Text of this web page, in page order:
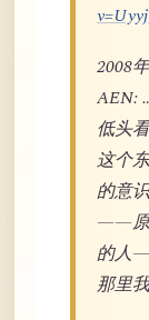
2008
AEN:
低头
这个
的意
——原
的人
那里